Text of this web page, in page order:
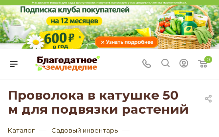
0
Проволока в катушке 50
м для подвязки растений
Каталог — Садовый инвентарь —